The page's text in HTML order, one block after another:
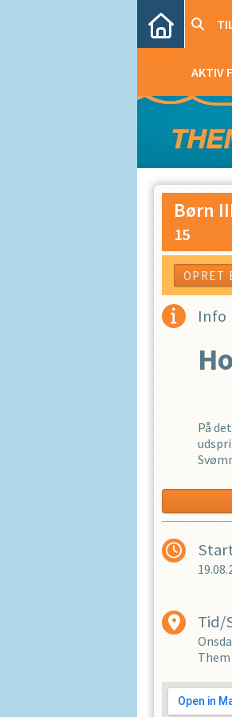
AKTIV
Børn
15
Info
På
&bull
&bull
&bull
&bull
Tid/